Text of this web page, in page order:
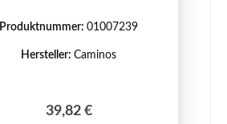
Produktnummer:01007239
Hersteller:Caminos
Regulärer Preis:
39,82 €